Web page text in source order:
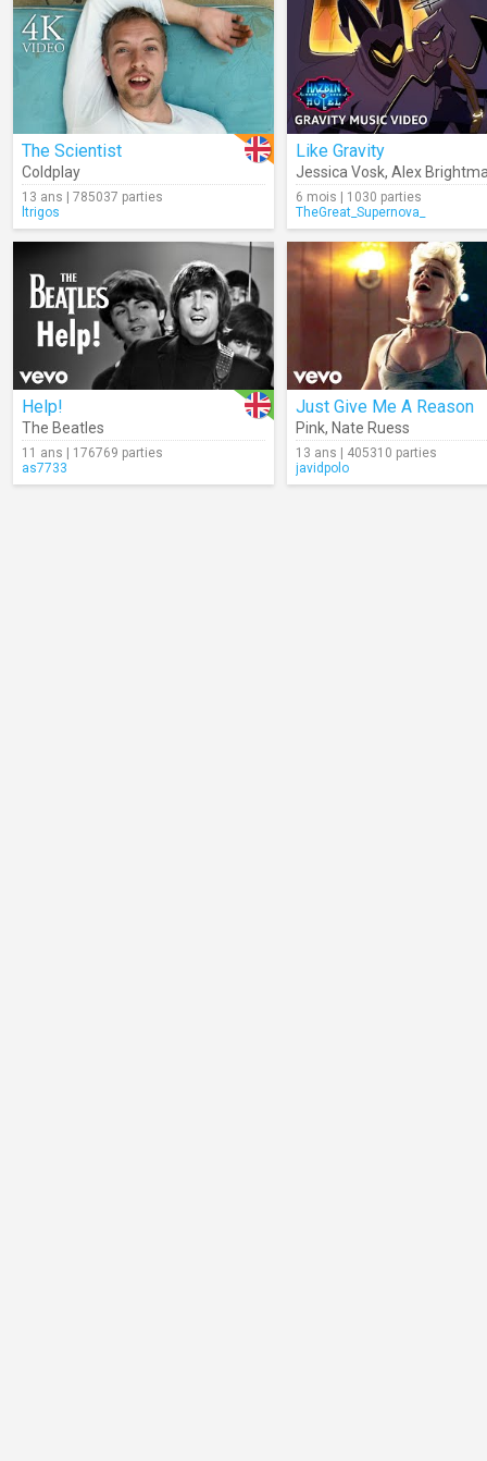
The Scientist
Coldplay
13 ans | 785037 parties
ltrigos
Like Gravity
Jessica Vosk, Alex
6 mois | 1030 parties
TheGreat_Supernova_
Help!
The Beatles
11 ans | 176769 parties
as7733
Just Give Me A Reason
Pink, Nate Ruess
13 ans | 405310 parties
javidpolo